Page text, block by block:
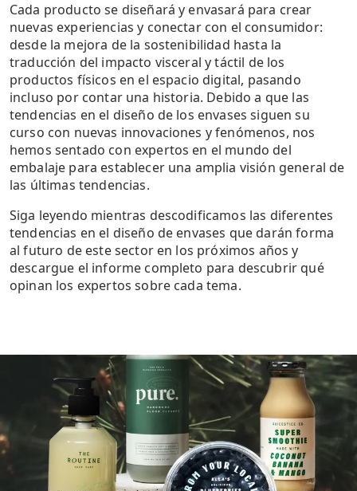
Cada producto se diseñará y envasará para crear
nuevas experiencias y conectar con el consumidor:
desde la mejora de la sostenibilidad hasta la
traducción del impacto visceral y táctil de los
productos físicos en el espacio digital, pasando
incluso por contar una historia. Debido a que las
tendencias en el diseño de los envases siguen su
curso con nuevas innovaciones y fenómenos, nos
hemos sentado con expertos en el mundo del
embalaje para establecer una amplia visión general de
las últimas tendencias.
Siga leyendo mientras descodificamos las diferentes
tendencias en el diseño de envases que darán forma
al futuro de este sector en los próximos años y
descargue el informe completo para descubrir qué
opinan los expertos sobre cada tema.